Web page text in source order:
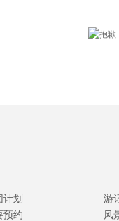
计划
预约
游
风